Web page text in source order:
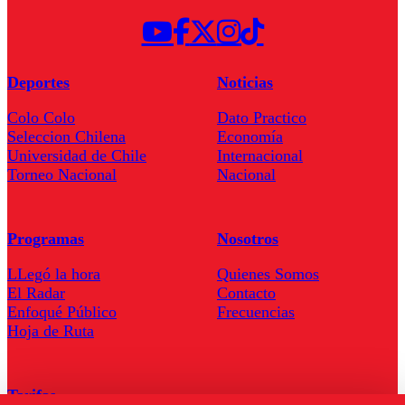
Deportes
Colo Colo
Seleccion Chilena
Universidad de Chile
Torneo Nacional
Noticias
Dato Practico
Economía
Internacional
Nacional
Programas
LLegó la hora
El Radar
Enfoqué Público
Hoja de Ruta
Nosotros
Quienes Somos
Contacto
Frecuencias
Tarifas